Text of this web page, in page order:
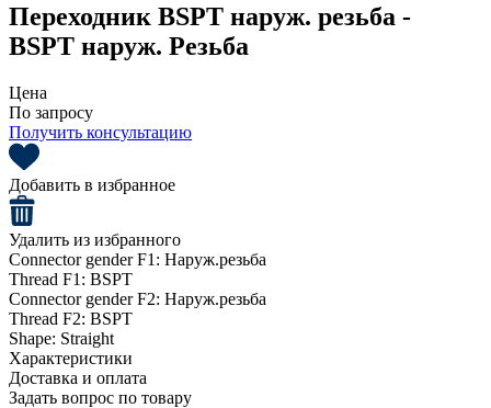
Переходник BSPT наруж. резьба -
BSPT наруж. Резьба
Цена
По запросу
Получить консультацию
Добавить в избранное
Удалить из избранного
Connector gender F1: Наруж.резьба
Thread F1: BSPT
Connector gender F2: Наруж.резьба
Thread F2: BSPT
Shape: Straight
Характеристики
Доставка и оплата
Задать вопрос по товару